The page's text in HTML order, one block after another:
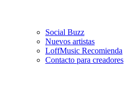
Social Buzz
Nuevos artistas
LoffMusic Recomienda
Contacto para creadores